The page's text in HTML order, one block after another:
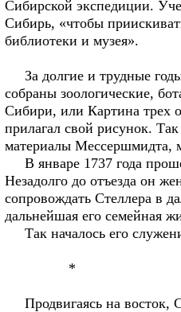
Сибирской экспедиции.
Сибирь, «чтобы
библиотеки и музея».
За долгие и трудные
собраны зоологические,
Сибири, или Картина трех
прилагал свой рисунок.
материалы Мессершмидта,
В январе 1737 года
Незадолго до отъезда он
сопровождать Стеллера в
дальнейшая его семейная
Так началось его
*
Продвигаясь на восток,